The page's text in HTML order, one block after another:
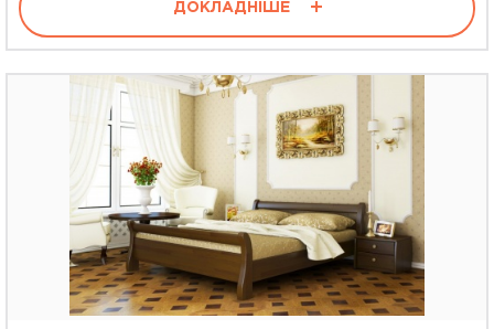
ДОКЛАДНІШЕ